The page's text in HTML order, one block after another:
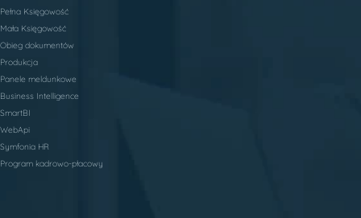
Pełna Księgowość
Mała Księgowość
Obieg dokumentów
Produkcja
Panele meldunkowe
Business Intelligence
SmartBI
WebApi
Symfonia HR
Program kadrowo-płacowy